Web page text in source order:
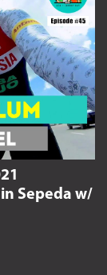
Sepeda w/